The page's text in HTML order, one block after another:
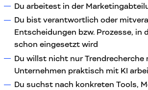
Du arbeitest in der
Du bist verantwortlich oder
Entscheidungen bzw. Prozesse, in
schon eingesetzt wird
Du willst nicht nur Trendrecherche
Unternehmen praktisch mit KI
Du suchst nach konkreten Tools,